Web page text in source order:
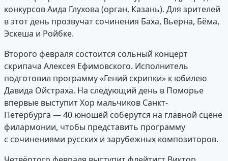
конкурсов Аида Глухова (орган, Казань). Для зрителей
в этот день прозвучат сочинения Баха, Вьерна, Бёма,
Эскеша и Ройбке.
Второго февраля состоится сольный концерт
скрипача Алексея Ефимовского. Исполнитель
подготовил программу «Гений скрипки» к юбилею
Давида Ойстраха. На следующий день в Поморье
впервые выступит Хор мальчиков Санкт-
Петербурга — 40 юношей соберутся на главной сцене
филармонии, чтобы представить программу
с сочинениями русских и зарубежных композиторов.